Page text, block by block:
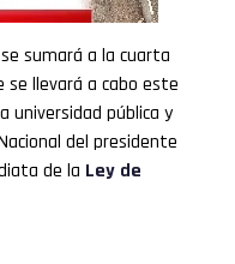
se sumará a la cuarta
se llevará a cabo este
universidad pública y
del presidente
de la Ley de